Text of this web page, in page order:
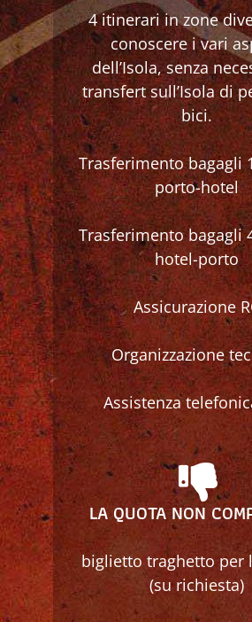
4 itinerari in zone
conoscere i vari
dell’Isola, senza
transfert sull’Isola di
bici.
Trasferimento bagagli
porto-hotel
Trasferimento bagagli
hotel-porto
Assicurazione
Organizzazione
Assistenza
LA QUOTA NON
biglietto traghetto per
(su richiesta)